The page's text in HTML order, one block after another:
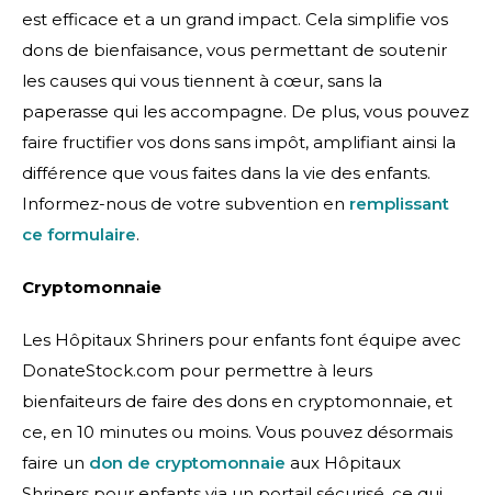
est efficace et a un grand impact. Cela simplifie vos
dons de bienfaisance, vous permettant de soutenir
les causes qui vous tiennent à cœur, sans la
paperasse qui les accompagne. De plus, vous pouvez
faire fructifier vos dons sans impôt, amplifiant ainsi la
différence que vous faites dans la vie des enfants.
Informez-nous de votre subvention en remplissant
ce formulaire.
Cryptomonnaie
Les Hôpitaux Shriners pour enfants font équipe avec
DonateStock.com pour permettre à leurs
bienfaiteurs de faire des dons en cryptomonnaie, et
ce, en 10 minutes ou moins. Vous pouvez désormais
faire un don de cryptomonnaie aux Hôpitaux